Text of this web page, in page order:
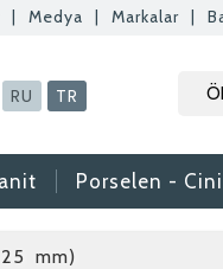
| Medya | Markalar |
RU TR
Porselen - Cini
mm)